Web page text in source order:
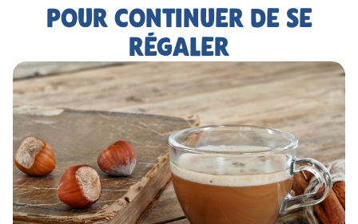
POUR CONTINUER DE SE
RÉGALER